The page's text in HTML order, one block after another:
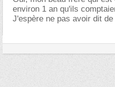
environ 1 an qu'ils
J'espère ne pas avoir dit